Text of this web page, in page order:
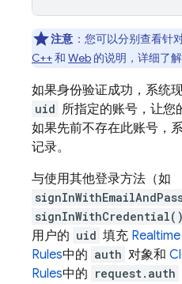
注意 ： 您可以分别查看针
C++和 Web 的说明，详细了解
如果身份验证成功，系统
uid 所指定的账号，让您
如果先前不存在此账号，
记录。
与使用其他登录方法（如
signInWithCredential()
用户的 uid 填充
Rules中的 auth 对象和
Rules中的 request.auth